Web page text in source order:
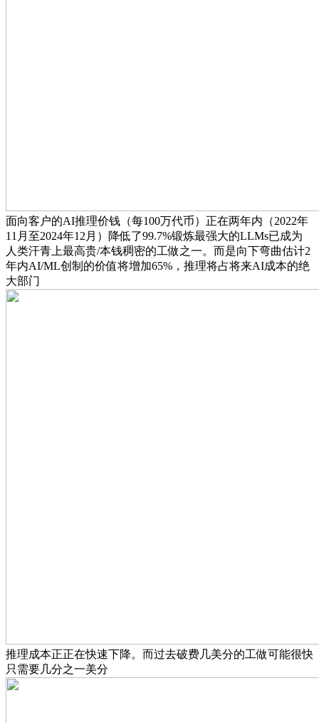
面向客户的AI推理价钱（每100万代币）正在两年内（2022年
11月至2024年12月）降低了99.7%锻炼最强大的LLMs已成为
人类汗青上最高贵/本钱稠密的工做之一。而是向下弯曲估计2
年内AI/ML创制的价值将增加65%，推理将占将来AI成本的绝
大部门
推理成本正正在快速下降。而过去破费几美分的工做可能很快
只需要几分之一美分